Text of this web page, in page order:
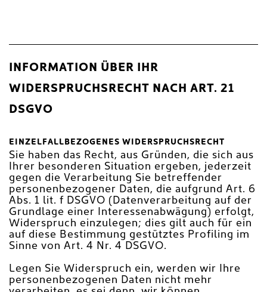
INFORMATION ÜBER IHR
WIDERSPRUCHSRECHT NACH ART. 21
DSGVO
EINZELFALLBEZOGENES WIDERSPRUCHSRECHT
Sie haben das Recht, aus Gründen, die sich aus
Ihrer besonderen Situation ergeben, jederzeit
gegen die Verarbeitung Sie betreffender
personenbezogener Daten, die aufgrund Art. 6
Abs. 1 lit. f DSGVO (Datenverarbeitung auf der
Grundlage einer Interessenabwägung) erfolgt,
Widerspruch einzulegen; dies gilt auch für ein
auf diese Bestimmung gestütztes Profiling im
Sinne von Art. 4 Nr. 4 DSGVO.
Legen Sie Widerspruch ein, werden wir Ihre
personenbezogenen Daten nicht mehr